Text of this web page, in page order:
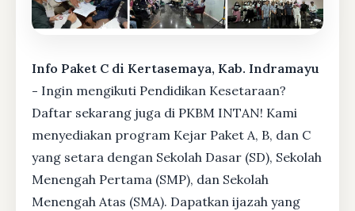
Info Paket C di Kertasemaya, Kab. Indramayu
- Ingin mengikuti Pendidikan Kesetaraan?
Daftar sekarang juga di PKBM INTAN! Kami
menyediakan program Kejar Paket A, B, dan C
yang setara dengan Sekolah Dasar (SD), Sekolah
Menengah Pertama (SMP), dan Sekolah
Menengah Atas (SMA). Dapatkan ijazah yang